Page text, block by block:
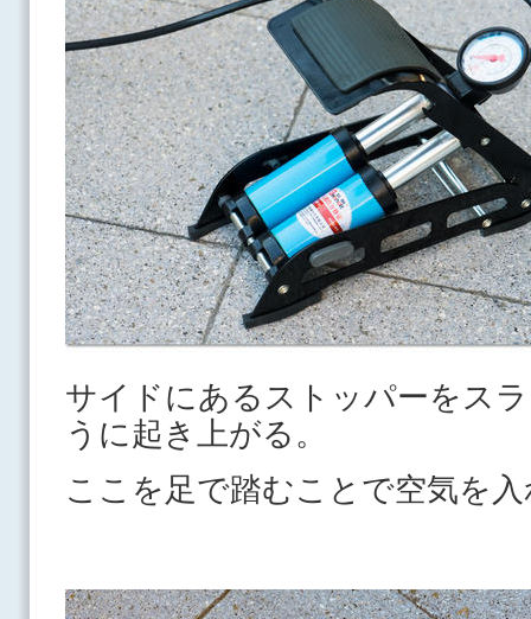
サイドにあるストッパーをス
うに起き上がる。
ここを足で踏むことで空気を